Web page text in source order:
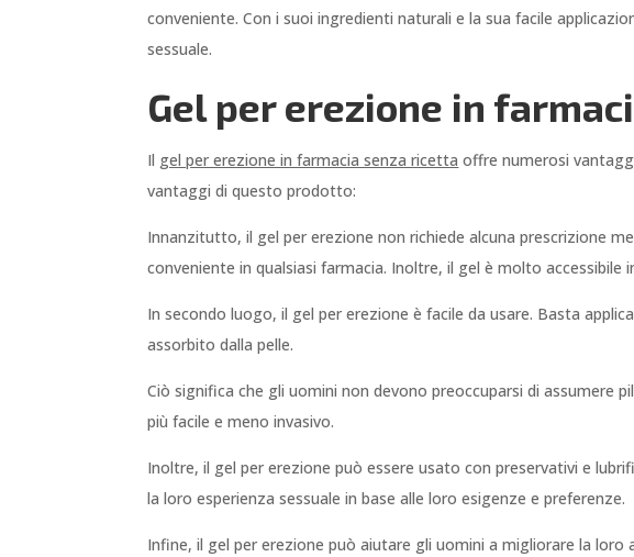
conveniente. Con i suoi ingredienti naturali e la sua facile
sessuale.
Gel per erezione in
Il gel per erezione in farmacia senza ricetta offre numerosi
vantaggi di questo prodotto:
Innanzitutto, il gel per erezione non richiede alcuna prescrizione
conveniente in qualsiasi farmacia. Inoltre, il gel è molto
In secondo luogo, il gel per erezione è facile da usare. Basta
assorbito dalla pelle.
Ciò significa che gli uomini non devono preoccuparsi di assumere
più facile e meno invasivo.
Inoltre, il gel per erezione può essere usato con preservativi e
la loro esperienza sessuale in base alle loro esigenze e preferenze.
Infine, il gel per erezione può aiutare gli uomini a migliorare la